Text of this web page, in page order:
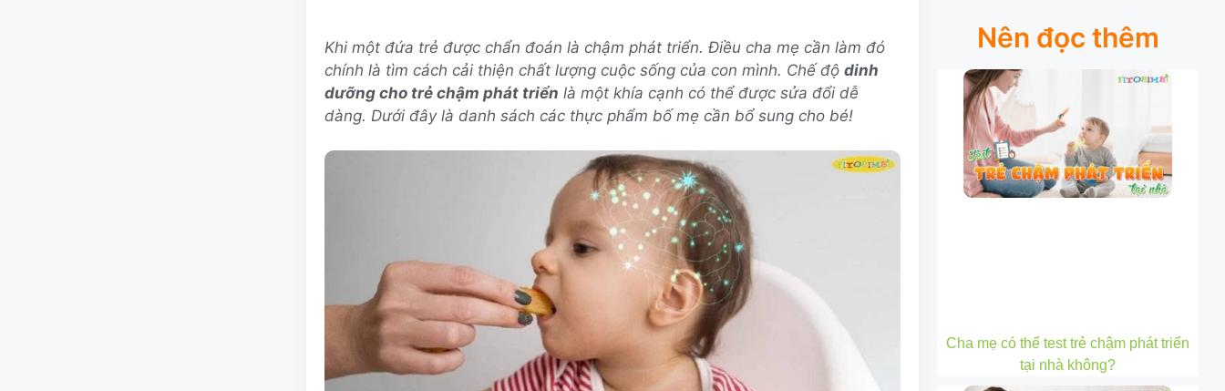
Khi một đứa trẻ được chẩn đoán là chậm phát triển. Điều cha mẹ cần làm đó
chính là tìm cách cải thiện chất lượng cuộc sống của con mình. Chế độ dinh
dưỡng cho trẻ chậm phát triển là một khía cạnh có thể được sửa đổi dễ
dàng. Dưới đây là danh sách các thực phẩm bố mẹ cần bổ sung cho bé!
Nên đọc thêm
Cha mẹ có thể test trẻ chậm phát triển
tại nhà không?